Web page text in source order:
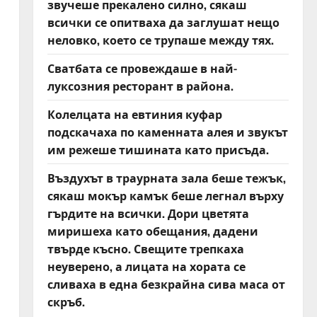
звучеше прекалено силно, сякаш
всички се опитваха да заглушат нещо
неловко, което се трупаше между тях.
Сватбата се провеждаше в най-
луксозния ресторант в района.
Колелцата на евтиния куфар
подскачаха по каменната алея и звукът
им режеше тишината като присъда.
Въздухът в траурната зала беше тежък,
сякаш мокър камък беше легнал върху
гърдите на всички. Дори цветята
миришеха като обещания, дадени
твърде късно. Свещите трепкаха
неуверено, а лицата на хората се
сливаха в една безкрайна сива маса от
скръб.